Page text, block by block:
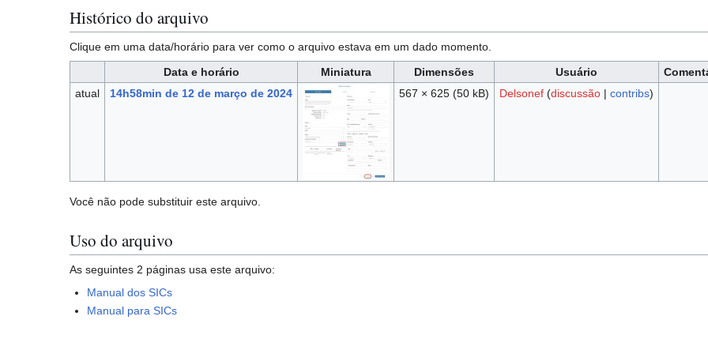
Histórico do arquivo
Clique em uma data/horário para ver como o arquivo estava em um dado momento.
Data e horário
Miniatura Dimensões Usuário
atual
14h58min de 12 de março de 2024 567 × 625 (50 kB) Delsonef (discussão| contribs)
Você não pode substituir este arquivo.
Uso do arquivo
As seguintes 2 páginas usa este arquivo:
Manual dos SICs
Manual para SICs